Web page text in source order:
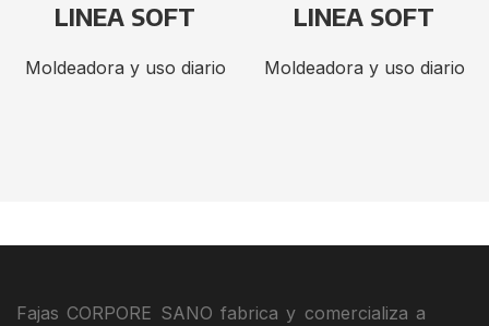
LINEA SOFT
Moldeadora y uso diario
LINEA SOFT
Moldeadora y uso diario
Fajas CORPORE SANO fabrica y comercializa a